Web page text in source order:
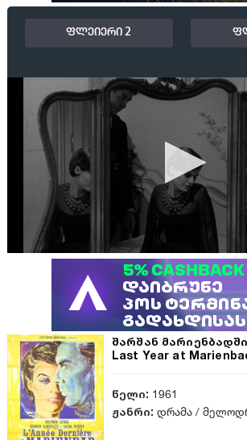
ფლეიერი 2
შარშან მარიენბადში
Last Year at
წელი: 1961
ჟანრი: დრამა /